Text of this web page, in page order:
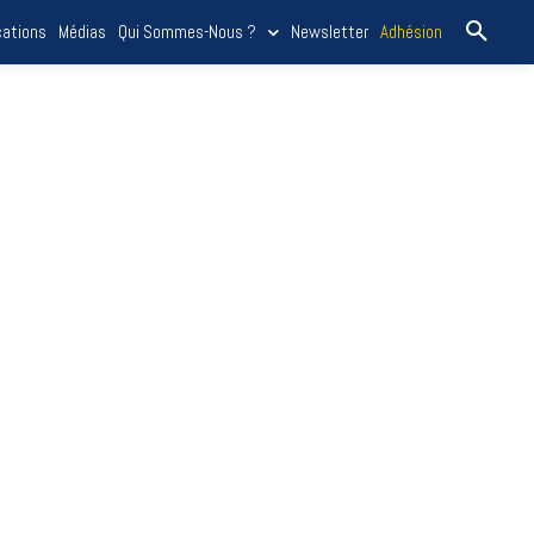
Médias Qui Sommes-Nous ? Newsletter Adhésion